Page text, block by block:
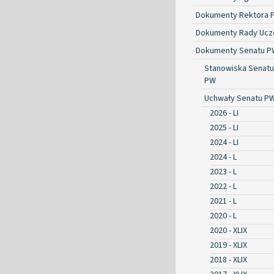
Dokumenty Rektora
Dokumenty Rady
Dokumenty Senatu
Stanowiska Senatu
PW
Uchwały Senatu
2026 - LI
2025 - LI
2024 - LI
2024 - L
2023 - L
2022 - L
2021 - L
2020 - L
2020 - XLIX
2019 - XLIX
2018 - XLIX